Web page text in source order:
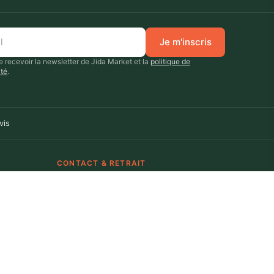
l'objectif recherché.
ou en infusion.
sur la peau
proviennent directement
Je m'inscris
recevoir la newsletter de Jida Market et la politique de
.
CONTACT & RETRAIT